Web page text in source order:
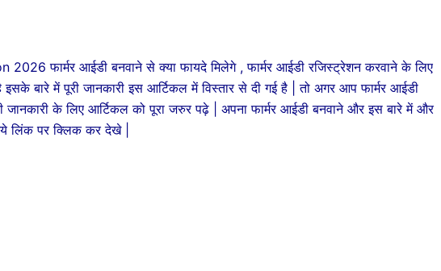
फार्मर आईडी बनवाने से क्या फायदे मिलेगे , फार्मर आईडी रजिस्ट्रेशन करवाने के लिए
बारे में पूरी जानकारी इस आर्टिकल में विस्तार से दी गई है | तो अगर आप फार्मर आईडी
जानकारी के लिए आर्टिकल को पूरा जरुर पढ़े | अपना फार्मर आईडी बनवाने और इस बारे में और
लिंक पर क्लिक कर देखे |